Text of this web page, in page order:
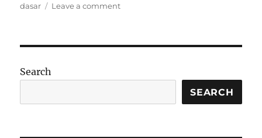
dasar
Leave a commenton
Mengapa
Penting?
Search
SEARCH